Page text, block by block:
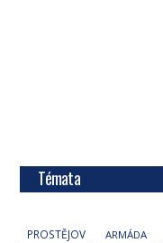
Témata
PROSTĚJOV ARMÁDA